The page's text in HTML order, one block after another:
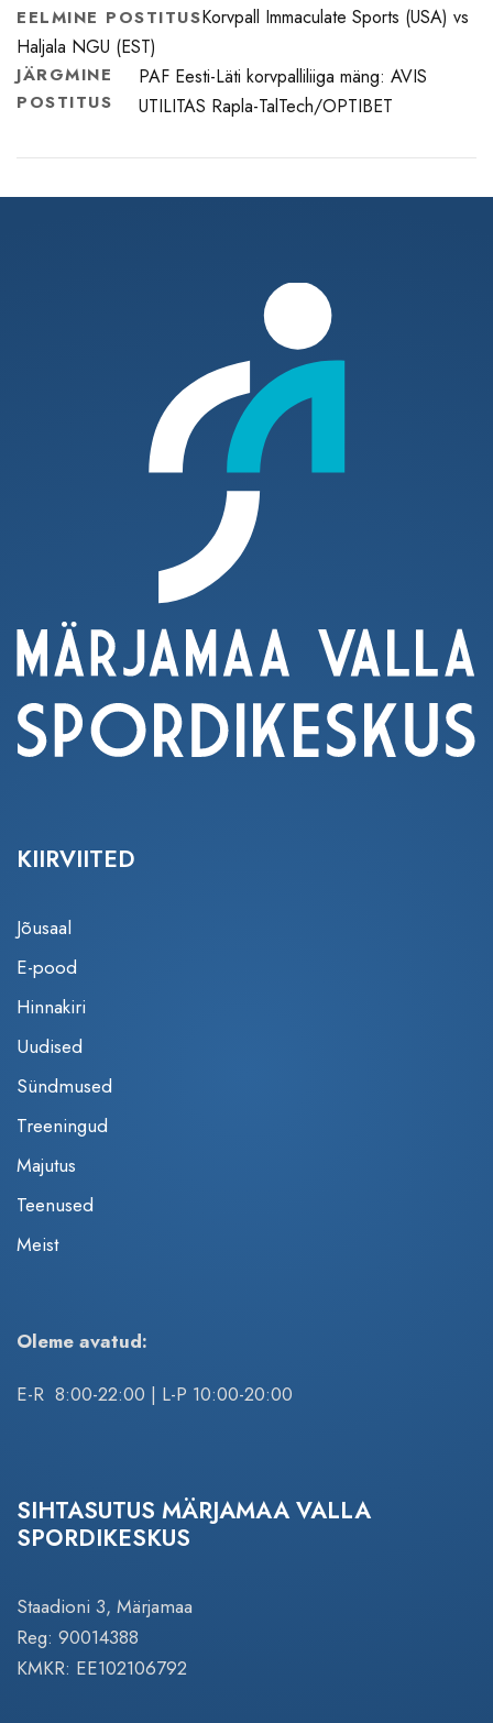
EELMINE POSTITUSKorvpall Immaculate Sports (USA) vs
Haljala NGU (EST)
JÄRGMINE
POSTITUS
PAF Eesti-Läti korvpalliliiga mäng: AVIS
UTILITAS Rapla-TalTech/OPTIBET
KIIRVIITED
Jõusaal
E-pood
Hinnakiri
Uudised
Sündmused
Treeningud
Majutus
Teenused
Meist
Oleme avatud:
E-R 8:00-22:00 | L-P 10:00-20:00
SIHTASUTUS MÄRJAMAA VALLA
SPORDIKESKUS
Staadioni 3, Märjamaa
Reg: 90014388
KMKR: EE102106792